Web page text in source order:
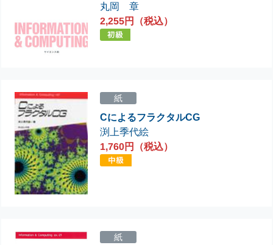
丸岡 章
2,255円（税込）
紙
CによるフラクタルCG
渕上季代絵
1,760円（税込）
紙